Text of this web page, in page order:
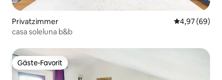
Privatzimmer
4,97 (69)
casa soleluna b&b
Gäste-Favorit
Gäste-Favorit